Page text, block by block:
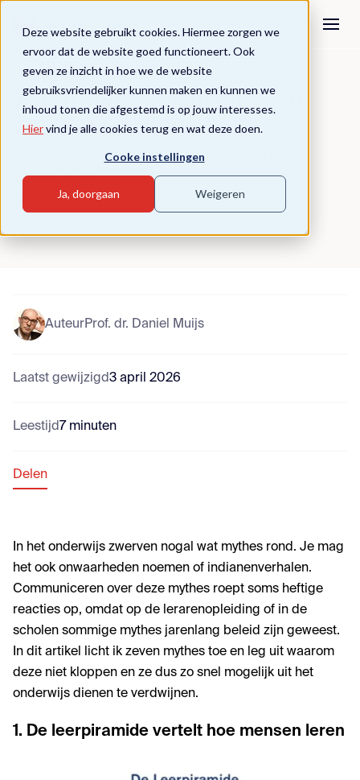
Deze website gebruikt cookies. Hiermee zorgen we
ervoor dat de website goed functioneert. Ook
geven ze inzicht in hoe we de website
gebruiksvriendelijker kunnen maken en kunnen we
inhoud tonen die afgestemd is op jouw interesses.
Hiervind je alle cookies terug en wat deze doen.
Cooke instellingen
Ja, doorgaan Weigeren
Terug naar overzicht
Zeven onderwijsmythes – en
waarom het mythes zijn
Prof. dr. Daniel Muijs licht zeven mythes in het
onderwijs toe.
Leraar
Lesgeven
AuteurProf. dr. Daniel Muijs
Laatst gewijzigd3 april 2026
Leestijd 7 minuten
Delen
In het onderwijs zwerven nogal wat mythes rond. Je mag
het ook onwaarheden noemen of indianenverhalen.
Communiceren over deze mythes roept soms heftige
reacties op, omdat op de lerarenopleiding of in de
scholen sommige mythes jarenlang beleid zijn geweest.
In dit artikel licht ik zeven mythes toe en leg uit waarom
deze niet kloppen en ze dus zo snel mogelijk uit het
onderwijs dienen te verdwijnen.
1. De leerpiramide vertelt hoe mensen leren